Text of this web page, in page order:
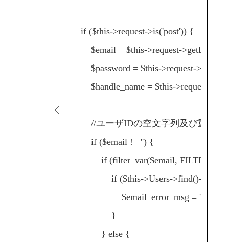
if ($this->request->is('post')) {
$email = $this->request->getData('
$password = $this->request-
$handle_name = $this->request-
//ユーザIDの空文字列及び重複チ
if ($email != '') {
if (filter_var($email,
if ($this->Users->find()-
$email_error_msg = 'そのユー
}
} else {